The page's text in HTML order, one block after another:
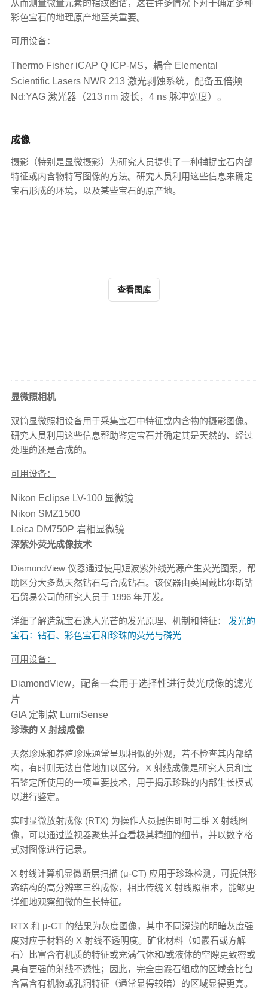
从而测量微量元素的指纹图谱，这在许多情况下对于确定多种
彩色宝石的地理原产地至关重要。
可用设备：
Thermo Fisher iCAP Q ICP-MS，耦合 Elemental
Scientific Lasers NWR 213 激光剥蚀系统，配备五倍频
Nd:YAG 激光器（213 nm 波长，4 ns 脉冲宽度）。
成像
摄影（特别是显微摄影）为研究人员提供了一种捕捉宝石内部
特征或内含物特写图像的方法。研究人员利用这些信息来确定
宝石形成的环境，以及某些宝石的原产地。
查看图库
显微照相机
双筒显微照相设备用于采集宝石中特征或内含物的摄影图像。
研究人员利用这些信息帮助鉴定宝石并确定其是天然的、经过
处理的还是合成的。
可用设备：
Nikon Eclipse LV-100 显微镜
Nikon SMZ1500
Leica DM750P 岩相显微镜
深紫外荧光成像技术
DiamondView 仪器通过使用短波紫外线光源产生荧光图案，帮
助区分大多数天然钻石与合成钻石。该仪器由英国戴比尔斯钻
石贸易公司的研究人员于 1996 年开发。
详细了解造就宝石迷人光芒的发光原理、机制和特征： 发光的
宝石：钻石、彩色宝石和珍珠的荧光与磷光
可用设备：
DiamondView，配备一套用于选择性进行荧光成像的滤光
片
GIA 定制款 LumiSense
珍珠的 X 射线成像
天然珍珠和养殖珍珠通常呈现相似的外观，若不检查其内部结
构，有时则无法自信地加以区分。X 射线成像是研究人员和宝
石鉴定所使用的一项重要技术，用于揭示珍珠的内部生长模式
以进行鉴定。
实时显微放射成像 (RTX) 为操作人员提供即时二维 X 射线图
像，可以通过监视器聚焦并查看极其精细的细节，并以数字格
式对图像进行记录。
X 射线计算机显微断层扫描 (μ-CT) 应用于珍珠检测，可提供形
态结构的高分辨率三维成像，相比传统 X 射线照相术，能够更
详细地观察细微的生长特征。
RTX 和 μ-CT 的结果为灰度图像，其中不同深浅的明暗灰度强
度对应于材料的 X 射线不透明度。矿化材料（如霰石或方解
石）比富含有机质的特征或充满气体和/或液体的空隙更致密或
具有更强的射线不透性；因此，完全由霰石组成的区域会比包
含富含有机物或孔洞特征（通常显得较暗）的区域显得更亮。